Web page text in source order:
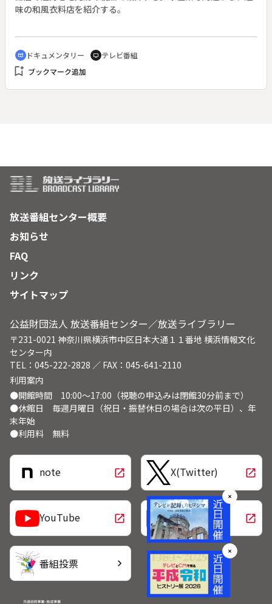
味の和風衣料店を紹介する。
cinematic_blur ドキュメンタリー tv テレビ番組
bookmark_add ブックマーク追加
放送番組センター概要
お知らせ
FAQ
リンク
サイトマップ
公益財団法人 放送番組センター／放送ライブラリー
〒231-0021 神奈川県横浜市中区日本大通１１番地 横浜情報文化
センター内
TEL：045-222-2828 ／ FAX：045-641-2110
利用案内
●開館時間 10:00～17:00（視聴の申込みは閉館30分前まで）
●休館日 毎週月曜日（祝日・振替休日の場合は次の平日）、年
末年始
●利用料 無料
note open_in_new X(Twitter) open_in_new
YouTube open_in_new LINE open_in_new
番組投票 chevron_right
✕
✕